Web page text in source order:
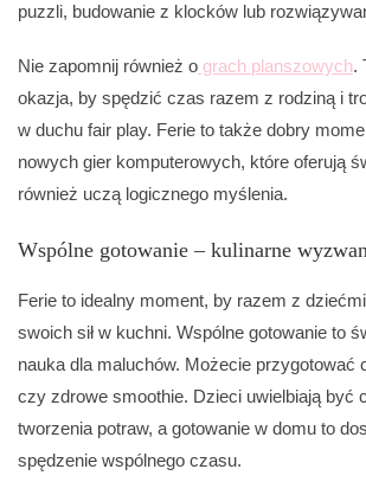
puzzli, budowanie z klocków lub
Nie zapomnij również o grach planszowych.
okazja, by spędzić czas razem z rodziną i
w duchu fair play. Ferie to także dobry
nowych gier komputerowych, które oferują
również uczą logicznego myślenia.
Wspólne gotowanie – kulinarne
Ferie to idealny moment, by razem z
swoich sił w kuchni. Wspólne gotowanie to
nauka dla maluchów. Możecie przygotować
czy zdrowe smoothie. Dzieci uwielbiają być
tworzenia potraw, a gotowanie w domu to
spędzenie wspólnego czasu.